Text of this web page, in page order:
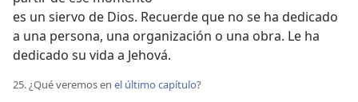
es un siervo de Dios. Recuerde que no se ha dedicado
a una persona, una organización o una obra. Le ha
dedicado su vida a Jehová.
25. ¿Qué veremos en el último capítulo?